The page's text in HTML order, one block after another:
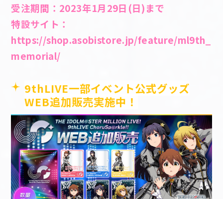
受注期間：2023年1月29日(日)まで
特設サイト：
https://shop.asobistore.jp/feature/ml9th_
memorial/
9thLIVE一部イベント公式グッズ
WEB追加販売実施中！